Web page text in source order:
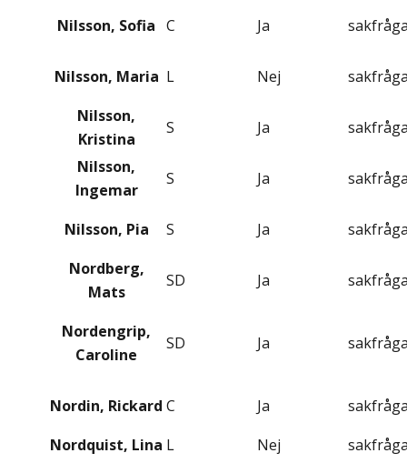
Nilsson, Sofia C Ja
Nilsson, Maria L Nej
Nilsson,
Kristina
S Ja
Nilsson,
Ingemar
S Ja
Nilsson, Pia S Ja
Nordberg,
Mats
SD Ja
Nordengrip,
Caroline
SD Ja
Nordin, Rickard C Ja
Nordquist, Lina L Nej